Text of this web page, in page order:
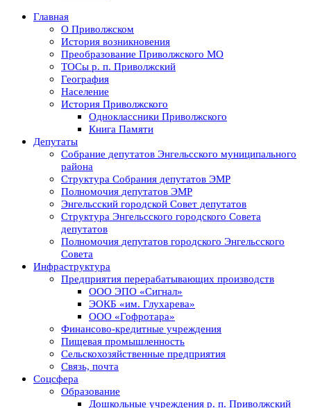
Главная
О Приволжском
История возникновения
Преобразование Приволжского МО
ТОСы р. п. Приволжский
География
Население
История Приволжского
Одноклассники Приволжского
Книга Памяти
Депутаты
Собрание депутатов Энгельсского муниципального
района
Структура Собрания депутатов ЭМР
Полномочия депутатов ЭМР
Энгельсский городской Совет депутатов
Структура Энгельсского городского Совета
депутатов
Полномочия депутатов городского Энгельсского
Совета
Инфраструктура
Предприятия перерабатывающих производств
ООО ЭПО «Сигнал»
ЭОКБ «им. Глухарева»
ООО «Гофротара»
Финансово-кредитные учреждения
Пищевая промышленность
Сельскохозяйственные предприятия
Связь, почта
Соцсфера
Образование
Дошкольные учреждения р. п. Приволжский